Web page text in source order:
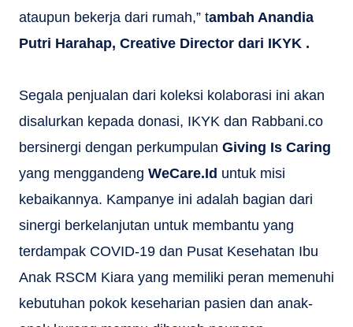
ataupun bekerja dari rumah,” tambah Anandia
Putri Harahap, Creative Director dari IKYK .
Segala penjualan dari koleksi kolaborasi ini akan
disalurkan kepada donasi, IKYK dan Rabbani.co
bersinergi dengan perkumpulan Giving Is Caring
yang menggandeng WeCare.Id untuk misi
kebaikannya. Kampanye ini adalah bagian dari
sinergi berkelanjutan untuk membantu yang
terdampak COVID-19 dan Pusat Kesehatan Ibu
Anak RSCM Kiara yang memiliki peran memenuhi
kebutuhan pokok keseharian pasien dan anak-